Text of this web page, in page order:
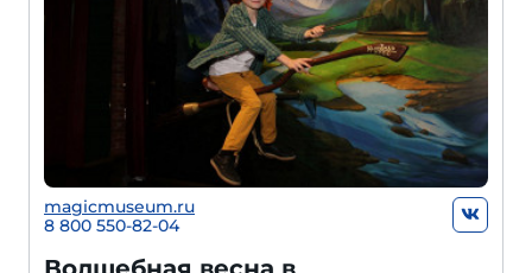
magicmuseum.ru
8 800 550-82-04